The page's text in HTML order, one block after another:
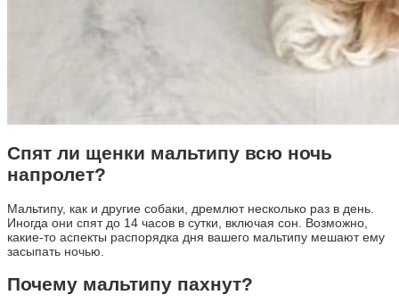
Спят ли щенки мальтипу всю ночь
напролет?
Мальтипу, как и другие собаки, дремлют несколько раз в день.
Иногда они спят до 14 часов в сутки, включая сон. Возможно,
какие-то аспекты распорядка дня вашего мальтипу мешают ему
засыпать ночью.
Почему мальтипу пахнут?